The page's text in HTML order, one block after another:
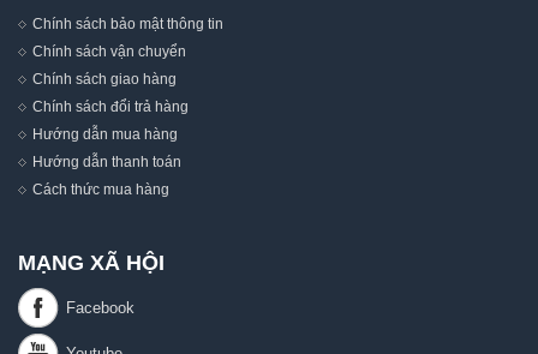
Chính sách bảo mật thông tin
Chính sách vận chuyển
Chính sách giao hàng
Chính sách đổi trả hàng
Hướng dẫn mua hàng
Hướng dẫn thanh toán
Cách thức mua hàng
MẠNG XÃ HỘI